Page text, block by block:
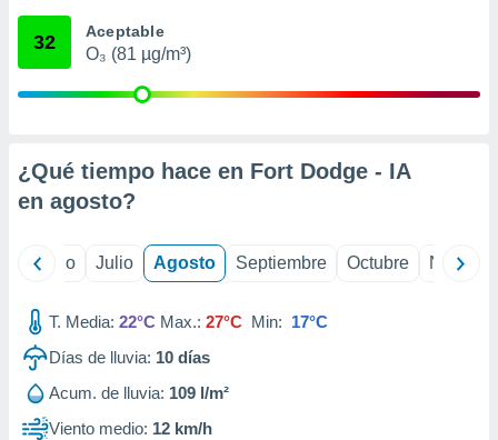
mediante
publicidad
1199
32 Aceptable
O₃ (81 µg/m³)
¿Qué tiempo hace en Fort Dodge - IA
en agosto?
Junio Julio Agosto Septiembre Octubre
T. Media: 22°C Max.: 27°C Min: 17°C
Días de lluvia: 10 días
Acum. de lluvia: 109 l/m²
Viento medio: 12 km/h